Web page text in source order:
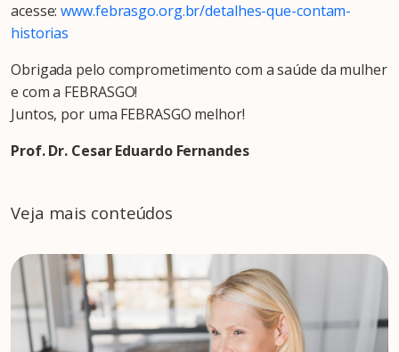
acesse:www.febrasgo.org.br/detalhes-que-contam-
historias
Obrigada pelo comprometimento com a saúde da mulher
e com a FEBRASGO!
Juntos, por uma FEBRASGO melhor!
Prof. Dr. Cesar Eduardo Fernandes
Veja mais conteúdos